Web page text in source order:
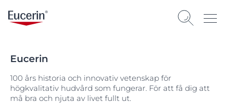
Eucerin
100 års historia och innovativ vetenskap för
högkvalitativ hudvård som fungerar. För att få dig att
må bra och njuta av livet fullt ut.